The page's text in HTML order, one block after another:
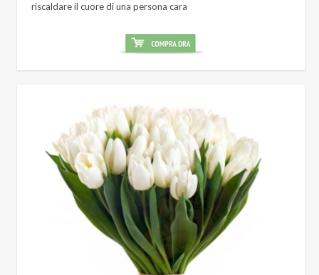
riscaldare il cuore di una persona cara